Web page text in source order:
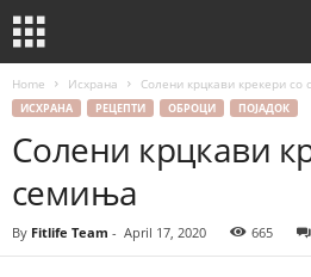
Home Исхрана Солени крцкави крекери со
ИСХРАНА РЕЦЕПТИ ОБРОЦИ ПОЈАДОК
Солени крцкави
семиња
By Fitlife Team - April 17, 2020 665